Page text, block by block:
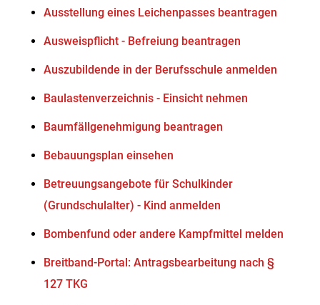
Ausstellung eines Leichenpasses beantragen
Ausweispflicht - Befreiung beantragen
Auszubildende in der Berufsschule anmelden
Baulastenverzeichnis - Einsicht nehmen
Baumfällgenehmigung beantragen
Bebauungsplan einsehen
Betreuungsangebote für Schulkinder
(Grundschulalter) - Kind anmelden
Bombenfund oder andere Kampfmittel melden
Breitband-Portal: Antragsbearbeitung nach §
127 TKG